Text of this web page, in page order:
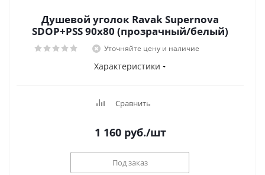
Душевой уголок Ravak Supernova
SDOP+PSS 90x80 (прозрачный/белый)
Уточняйте цену и наличие
Характеристики
Сравнить
1 160 руб./шт
Под заказ